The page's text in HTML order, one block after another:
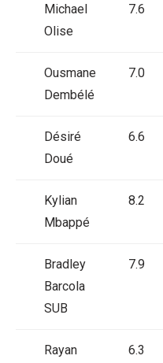
Michael
Olise
7.6
Ousmane
Dembélé
7.0
Désiré
Doué
6.6
Kylian
Mbappé
8.2
Bradley
Barcola
SUB
7.9
Rayan
6.3